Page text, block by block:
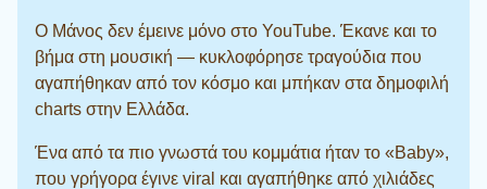
Ο Μάνος δεν έμεινε μόνο στο YouTube. Έκανε και το
βήμα στη μουσική — κυκλοφόρησε τραγούδια που
αγαπήθηκαν από τον κόσμο και μπήκαν στα δημοφιλή
charts στην Ελλάδα.
Ένα από τα πιο γνωστά του κομμάτια ήταν το «Baby»,
που γρήγορα έγινε viral και αγαπήθηκε από χιλιάδες